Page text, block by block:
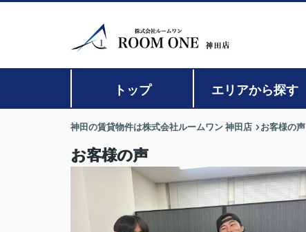
トップ エリアから探す
神田の賃貸物件は株式会社ルームワン 神田店 お客様の声
お客様の声